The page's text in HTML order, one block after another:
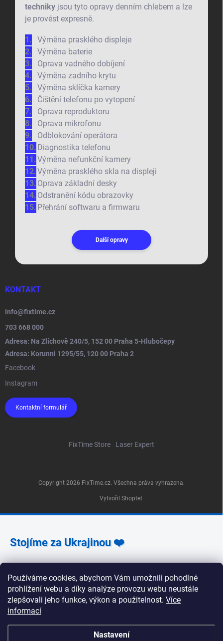
Používáme cookies, abychom Vám umožnili pohodlné
prohlížení webu a díky analýze provozu webu neustále
zlepšovali jeho funkce, výkon a použitelnost. Více
informací
Nastavení
Zlíchově 240/5, Praha 5 Pondělí, úterý, středa, pátek:
techniky jsou tyto opravy denním chlebem a lze
je provést expresně.
Výměna prasklého displeje
Výměna baterie
Oprava vadného dobíjení
Výměna zadního krytu
Výměna sklíčka kamery
Čištění telefonu po vytopení
Oprava reproduktoru
Oprava mikrofonu
Odblokování operátora
Diagnostika telefonu
Výměna nefunkční kamery
Výměna prasklého skla na displeji
Oprava základní desky
Odstranění kódu obrazovky
Přehrání softwaru a firmwaru
Další opravy
KONTAKT
info@fixtime.cz
703 668 000
Adresa: Na Zlíchově 240/5, 152 00 Praha 5-Hlubočepy
Adresa: Korunni 1295/55, 120 00 Praha 2
Facebook
Instagram
Kontaktní formulář
FixTime Store Laser Expert
Vytvořil Shoptet
Copyright 2026 FixTime.cz . Všechna práva vyhrazena.
Stojíme za Ukrajinou ❤️
Jak a čím pomoci »